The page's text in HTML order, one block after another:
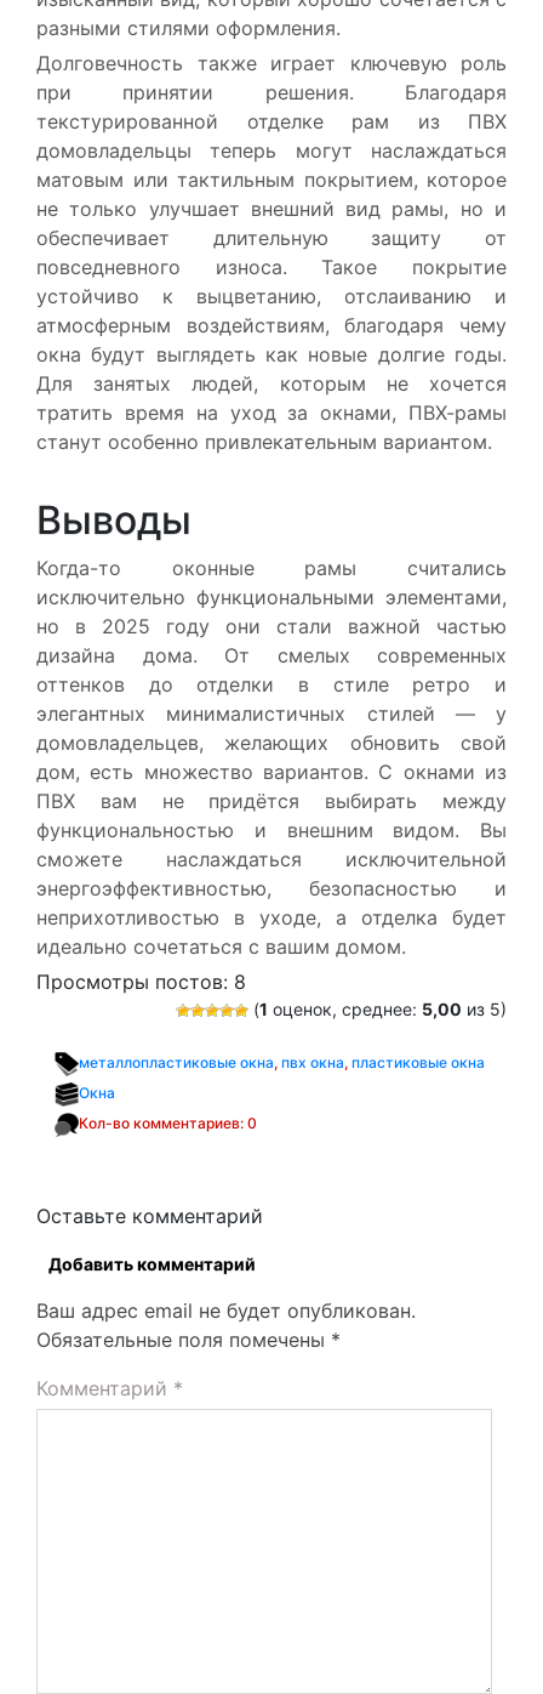
разными стилями оформления.
Долговечность также играет ключевую роль
при принятии решения. Благодаря
текстурированной отделке рам из ПВХ
домовладельцы теперь могут наслаждаться
матовым или тактильным покрытием, которое
не только улучшает внешний вид рамы, но и
обеспечивает длительную защиту от
повседневного износа. Такое покрытие
устойчиво к выцветанию, отслаиванию и
атмосферным воздействиям, благодаря чему
окна будут выглядеть как новые долгие годы.
Для занятых людей, которым не хочется
тратить время на уход за окнами, ПВХ-рамы
станут особенно привлекательным вариантом.
Выводы
Когда-то оконные рамы считались
исключительно функциональными элементами,
но в 2025 году они стали важной частью
дизайна дома. От смелых современных
оттенков до отделки в стиле ретро и
элегантных минималистичных стилей — у
домовладельцев, желающих обновить свой
дом, есть множество вариантов. С окнами из
ПВХ вам не придётся выбирать между
функциональностью и внешним видом. Вы
сможете наслаждаться исключительной
энергоэффективностью, безопасностью и
неприхотливостью в уходе, а отделка будет
идеально сочетаться с вашим домом.
Просмотры постов: 8
(1 оценок, среднее: 5,00 из 5)
металлопластиковые окна, пвх окна, пластиковые окна
Окна
Кол-во комментариев: 0
Оставьте комментарий
Добавить комментарий
Ваш адрес email не будет опубликован.
Обязательные поля помечены *
Комментарий *